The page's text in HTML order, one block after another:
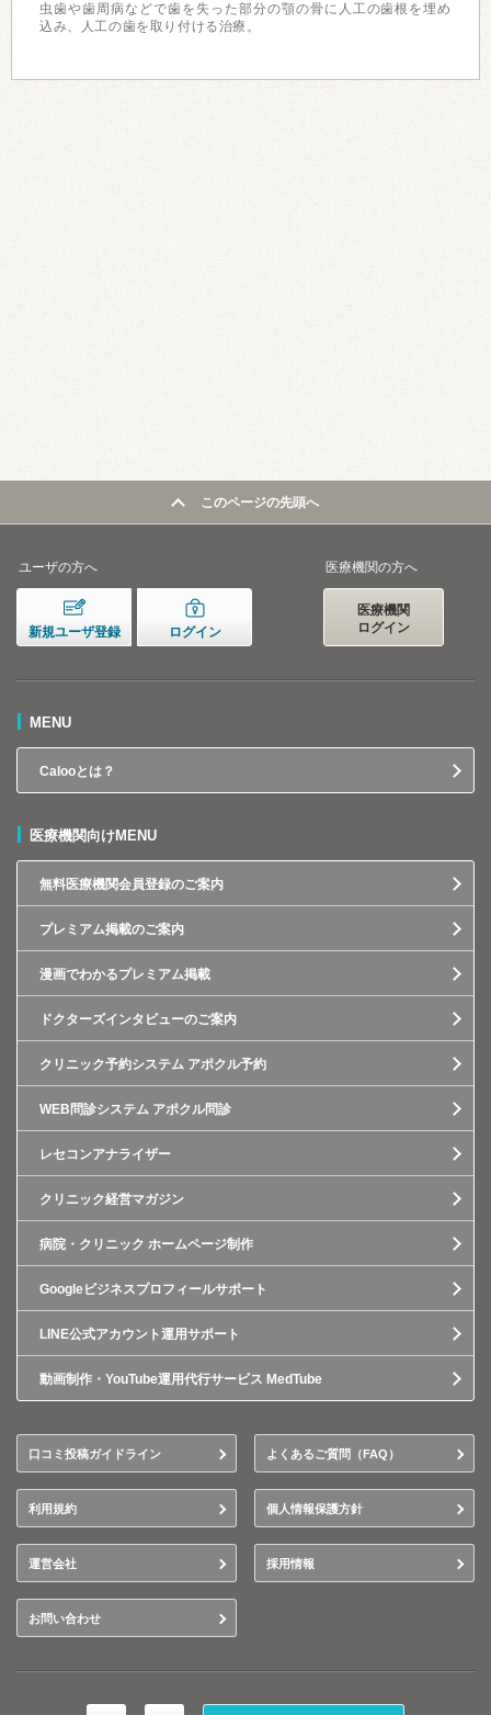
虫歯や歯周病などで歯を失った部分の顎の骨に人工の歯根を埋め
込み、人工の歯を取り付ける治療。
このページの先頭へ
ユーザの方へ
新規ユーザ登録 ログイン
医療機関の方へ
医療機関
ログイン
MENU
Calooとは？
医療機関向けMENU
無料医療機関会員登録のご案内
プレミアム掲載のご案内
漫画でわかるプレミアム掲載
ドクターズインタビューのご案内
クリニック予約システム アポクル予約
WEB問診システム アポクル問診
レセコンアナライザー
クリニック経営マガジン
病院・クリニック ホームページ制作
Googleビジネスプロフィールサポート
LINE公式アカウント運用サポート
動画制作・YouTube運用代行サービス MedTube
口コミ投稿ガイドライン よくあるご質問（FAQ）
利用規約 個人情報保護方針
運営会社 採用情報
お問い合わせ